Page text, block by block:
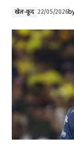
खेल-कूद 22/05/2026